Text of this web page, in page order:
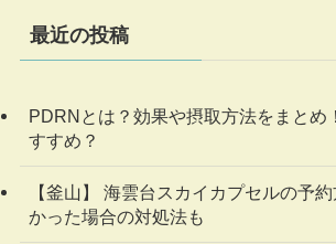
最近の投稿
PDRNとは？効果や摂取方法をまとめ
すすめ？
【釜山】 海雲台スカイカプセルの予
かった場合の対処法も